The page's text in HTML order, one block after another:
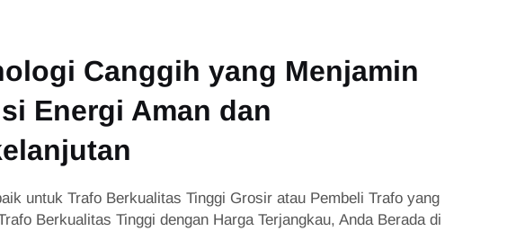
Canggih yang Menjamin
Energi Aman dan
untuk Trafo Berkualitas Tinggi Grosir atau Pembeli Trafo yang
Berkualitas Tinggi dengan Harga Terjangkau, Anda Berada di